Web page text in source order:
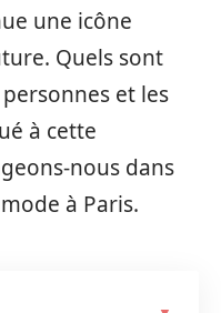
une icône
Quels sont
et les
à cette
nous dans
à Paris.